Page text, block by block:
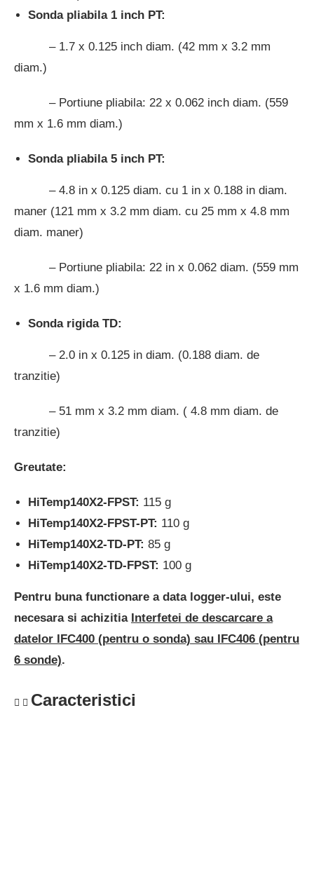
Sonda pliabila 1 inch PT:
– 1.7 x 0.125 inch diam. (42 mm x 3.2 mm
diam.)
– Portiune pliabila: 22 x 0.062 inch diam. (559
mm x 1.6 mm diam.)
Sonda pliabila 5 inch PT:
– 4.8 in x 0.125 diam. cu 1 in x 0.188 in diam.
maner (121 mm x 3.2 mm diam. cu 25 mm x 4.8 mm
diam. maner)
– Portiune pliabila: 22 in x 0.062 diam. (559 mm
x 1.6 mm diam.)
Sonda rigida TD:
– 2.0 in x 0.125 in diam. (0.188 diam. de
tranzitie)
– 51 mm x 3.2 mm diam. ( 4.8 mm diam. de
tranzitie)
Greutate:
HiTemp140X2-FPST: 115 g
HiTemp140X2-FPST-PT: 110 g
HiTemp140X2-TD-PT: 85 g
HiTemp140X2-TD-FPST: 100 g
Pentru buna functionare a data logger-ului, este
necesara si achizitia Interfetei de descarcare a
datelor IFC400 (pentru o sonda) sau IFC406 (pentru
6 sonde).
Caracteristici